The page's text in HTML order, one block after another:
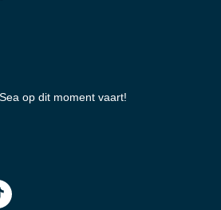
op dit moment vaart!